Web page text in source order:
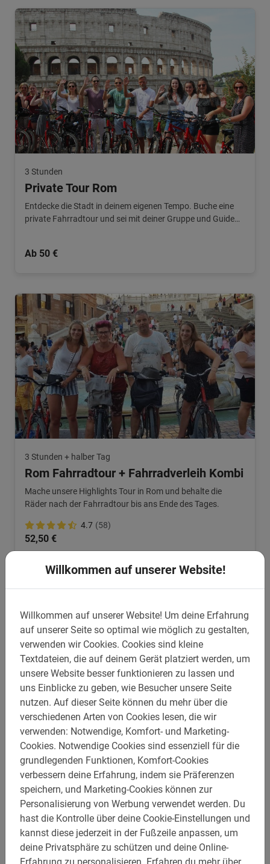
Willkommen auf unserer Website!
Willkommen auf unserer Website! Um deine Erfahrung
auf unserer Seite so optimal wie möglich zu gestalten,
verwenden wir Cookies. Cookies sind kleine
Textdateien, die auf deinem Gerät platziert werden, um
unsere Website besser funktionieren zu lassen und
uns Einblicke zu geben, wie Besucher unsere Seite
nutzen. Auf dieser Seite können du mehr über die
verschiedenen Arten von Cookies lesen, die wir
verwenden: Notwendige, Komfort- und Marketing-
Cookies. Notwendige Cookies sind essenziell für die
grundlegenden Funktionen, Komfort-Cookies
verbessern deine Erfahrung, indem sie Präferenzen
speichern, und Marketing-Cookies können zur
Personalisierung von Werbung verwendet werden. Du
hast die Kontrolle über deine Cookie-Einstellungen und
kannst diese jederzeit in der Fußzeile anpassen, um
deine Privatsphäre zu schützen und deine Online-
Erfahrung zu personalisieren. Erfahren du mehr über
3 Stunden
Private Tour Rom
Entdecke die Stadt in deinem eigenen Tempo. Buche eine
private Fahrradtour und sei mit deiner Gruppe und Guide
Ab 50 €
3 Stunden + halber Tag
Rom Fahrradtour + Fahrradverleih Kombi
Mache unsere Highlights Tour in Rom und behalte die
Räder nach der Fahrradtour bis ans Ende des Tages.
4.7 (58)
52,50 €
4 Stunden
Rom Panorama Fahrradtour
Genieße die schönsten Ausblicke auf Rom bei dieser
wundervollen Panorama Tour! Inkl. Fahrrad & Guide.
4.8 (130)
56,50 €